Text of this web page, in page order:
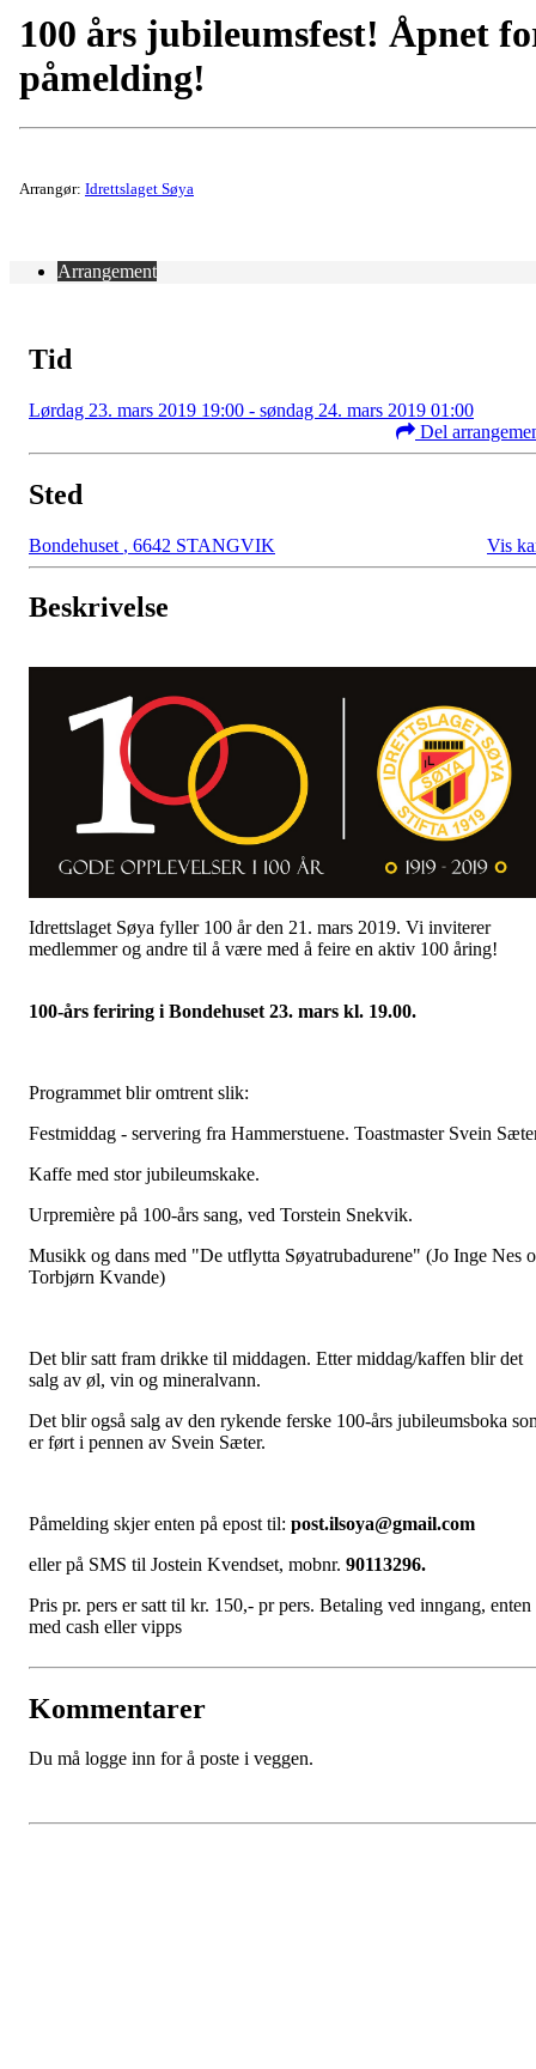
100 års jubileumsfest! Åpnet
påmelding!
Arrangør: Idrettslaget Søya
Arrangement
Tid
Lørdag 23. mars 2019 19:00 - søndag 24. mars 2019 01:00
Del
Sted
Bondehuset , 6642 STANGVIK Vis
Beskrivelse
Idrettslaget Søya fyller 100 år den 21. mars 2019. Vi inviterer
medlemmer og andre til å være med å feire en aktiv 100 åring!
100-års feriring i Bondehuset 23. mars kl. 19.00.
Programmet blir omtrent slik:
Festmiddag - servering fra Hammerstuene. Toastmaster Svein
Kaffe med stor jubileumskake.
Urpremière på 100-års sang, ved Torstein Snekvik.
Musikk og dans med "De utflytta Søyatrubadurene" (Jo Inge Nes
Torbjørn Kvande)
Det blir satt fram drikke til middagen. Etter middag/kaffen blir det
salg av øl, vin og mineralvann.
Det blir også salg av den rykende ferske 100-års jubileumsboka
er ført i pennen av Svein Sæter.
Påmelding skjer enten på epost til: post.ilsoya@gmail.com
eller på SMS til Jostein Kvendset, mobnr. 90113296.
Pris pr. pers er satt til kr. 150,- pr pers. Betaling ved inngang, enten
med cash eller vipps
Kommentarer
Du må logge inn for å poste i veggen.